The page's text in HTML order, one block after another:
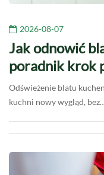
2026-08-07
Jak odnowić
poradnik krok
Odświeżenie blatu
kuchni nowy wygląd,